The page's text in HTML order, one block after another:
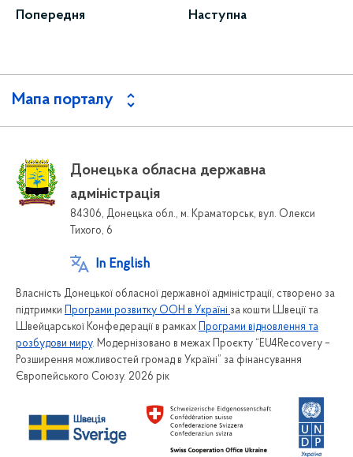
Попередня Наступна
Мапа порталу
Донецька обласна державна
адміністрація
84306, Донецька обл., м. Краматорськ, вул. Олекси
Тихого, 6
In English
Власність Донецької обласної державної адміністрації, створено за
підтримки Програми розвитку ООН в Україні за кошти Швеції та
Швейцарської Конфедерації в рамках Програми відновлення та
розбудови миру. Модернізовано в межах Проєкту “EU4Recovery –
Розширення можливостей громад в Україні” за фінансування
Європейського Союзу. 2026 рік